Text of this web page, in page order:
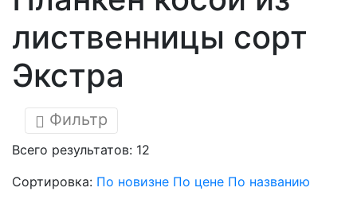
лиственницы сорт
Экстра
Фильтр
Всего результатов: 12
Сортировка: По новизне По цене По названию